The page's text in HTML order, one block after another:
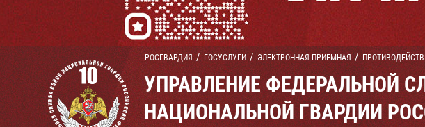
РОСГВАРДИЯ ГОСУСЛУГИ ЭЛЕКТРОННАЯ ПРИЕМНАЯ
УПРАВЛЕНИЕ ФЕДЕРАЛЬНОЙ
НАЦИОНАЛЬНОЙ ГВАРДИИ